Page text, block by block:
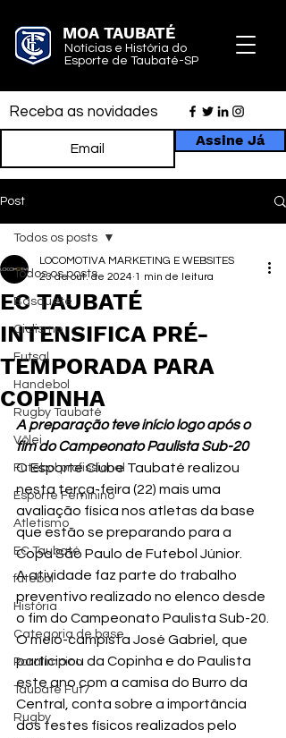
MOA TAUBATÉ
Notícias e História do
Esporte de Taubaté-SP
Receba as novidades
Assine Já
Post
Todos os posts
Basquete
Ciclismo
Futsal
Handebol
Rugby Taubaté
Vôlei
Futebol profissional
Esporte Feminino
Atletismo
EC Taubaté
futebol
História
Categoria de base
Paralímpico
Taubaté Fut7
Rugby
Todos os posts
EC TAUBATÉ
INTENSIFICA PRÉ-
TEMPORADA PARA
COPINHA
LOCOMOTIVA MARKETING E WEBSITES
23 de out. de 2024 1 min de leitura
A preparação teve início logo após o
fim do Campeonato Paulista Sub-20
O Esporte Clube Taubaté realizou
nesta terça-feira (22) mais uma
avaliação física nos atletas da base
que estão se preparando para a
Copa São Paulo de Futebol Júnior.
A atividade faz parte do trabalho
preventivo realizado no elenco desde
o fim do Campeonato Paulista Sub-20.
O meio-campista José Gabriel, que
participou da Copinha e do Paulista
este ano com a camisa do Burro da
Central, conta sobre a importância
dos testes físicos realizados pelo